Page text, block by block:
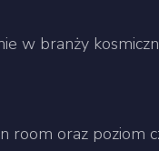
w branży
room oraz poziom